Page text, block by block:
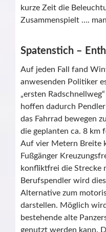
kurze Zeit die
Zusammenspielt ….
Spatenstich –
Auf jeden Fall fand
anwesenden Politiker
„ersten
hoffen dadurch
das Fahrrad bewegen
die geplanten ca. 8 km
Auf vier Metern Breite
Fußgänger
konfliktfrei die Strecke
Berufspendler wird
Alternative zum
darstellen. Möglich
bestehende alte
genutzt werden kann.